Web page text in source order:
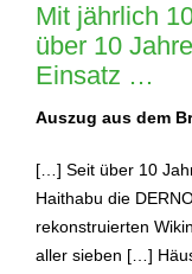
Mit jährlich
über 10
Einsatz …
Auszug aus dem
[…] Seit über 10
Haithabu die
rekonstruierten
aller sieben […]